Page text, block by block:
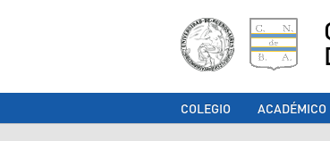
COLEGIO ACADÉMICO